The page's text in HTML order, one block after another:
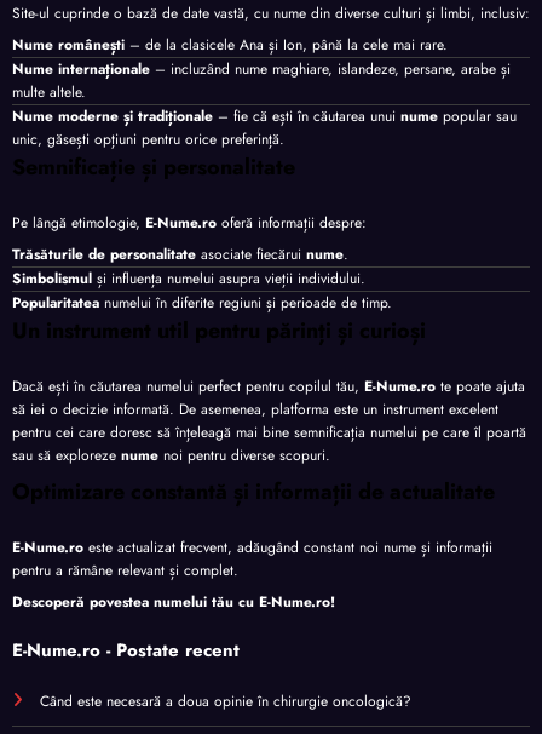
Site-ul cuprinde o bază de date vastă, cu nume din diverse culturi și limbi, inclusiv:
Nume românești – de la clasicele Ana și Ion, până la cele mai rare.
Nume internaționale – incluzând nume maghiare, islandeze, persane, arabe și
multe altele.
Nume moderne și tradiționale – fie că ești în căutarea unui nume popular sau
unic, găsești opțiuni pentru orice preferință.
Semnificație și personalitate
Pe lângă etimologie, E-Nume.ro oferă informații despre:
Trăsăturile de personalitate asociate fiecărui nume.
Simbolismul și influența numelui asupra vieții individului.
Popularitatea numelui în diferite regiuni și perioade de timp.
Un instrument util pentru părinți și curioși
Dacă ești în căutarea numelui perfect pentru copilul tău, E-Nume.ro te poate ajuta
să iei o decizie informată. De asemenea, platforma este un instrument excelent
pentru cei care doresc să înțeleagă mai bine semnificația numelui pe care îl poartă
sau să exploreze nume noi pentru diverse scopuri.
Optimizare constantă și informații de actualitate
E-Nume.ro este actualizat frecvent, adăugând constant noi nume și informații
pentru a rămâne relevant și complet.
Descoperă povestea numelui tău cu E-Nume.ro!
E-Nume.ro - Postate recent
Când este necesară a doua opinie în chirurgie oncologică?